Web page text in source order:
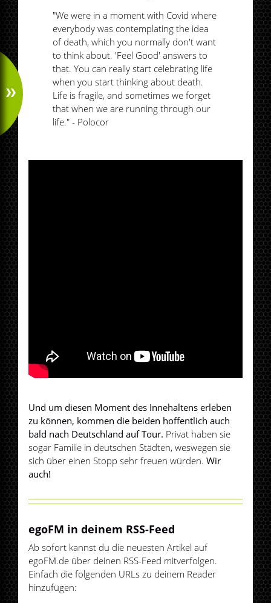
"We were in a moment with Covid where
everybody was contemplating the idea
of death, which you normally don't want
to think about. 'Feel Good' answers to
that. You can really start celebrating life
when you start thinking about death.
Life is fragile, and sometimes we forget
that when we are running through our
life." - Polocor
Und um diesen Moment des Innehaltens erleben
zu können, kommen die beiden hoffentlich auch
bald nach Deutschland auf Tour. Privat haben sie
sogar Familie in deutschen Städten, weswegen sie
sich über einen Stopp sehr freuen würden.Wir
auch!
egoFM in deinem RSS-Feed
Ab sofort kannst du die neuesten Artikel auf
egoFM.de über deinen RSS-Feed mitverfolgen.
Einfach die folgenden URLs zu deinem Reader
hinzufügen: